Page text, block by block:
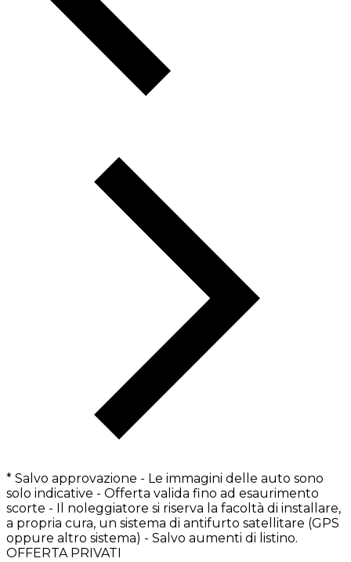
* Salvo approvazione - Le immagini delle auto sono
solo indicative - Offerta valida fino ad esaurimento
scorte - Il noleggiatore si riserva la facoltà di installare,
a propria cura, un sistema di antifurto satellitare (GPS
oppure altro sistema) - Salvo aumenti di listino.
OFFERTA PRIVATI